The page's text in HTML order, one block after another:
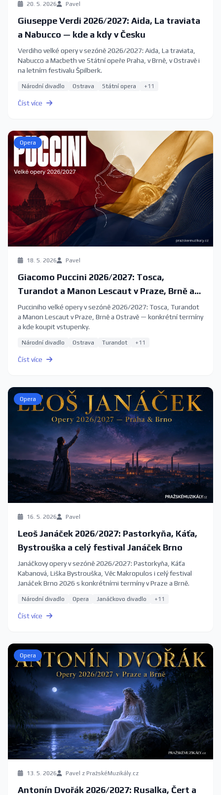
20. 5. 2026 Pavel
Giuseppe Verdi 2026/2027: Aida, La traviata
a Nabucco — kde a kdy v Česku
Verdiho velké opery v sezóně 2026/2027: Aida, La traviata,
Nabucco a Macbeth ve Státní opeře Praha, v Brně, v Ostravě i
na letním festivalu Špilberk.
Národní divadlo Ostrava Státní opera +11
Číst více
Opera
18. 5. 2026 Pavel
Giacomo Puccini 2026/2027: Tosca,
Turandot a Manon Lescaut v Praze, Brně a
Ostravě
Pucciniho velké opery v sezóně 2026/2027: Tosca, Turandot
a Manon Lescaut v Praze, Brně a Ostravě — konkrétní termíny
a kde koupit vstupenky.
Národní divadlo Ostrava Turandot +11
Číst více
Opera
16. 5. 2026 Pavel
Leoš Janáček 2026/2027: Pastorkyňa, Káťa,
Bystrouška a celý festival Janáček Brno
Janáčkovy opery v sezóně 2026/2027: Pastorkyňa, Káťa
Kabanová, Liška Bystrouška, Věc Makropulos i celý festival
Janáček Brno 2026 s konkrétními termíny v Praze a Brně.
Národní divadlo Opera Janáčkovo divadlo +11
Číst více
Opera
13. 5. 2026 Pavel z PražskéMuzikály.cz
Antonín Dvořák 2026/2027: Rusalka, Čert a